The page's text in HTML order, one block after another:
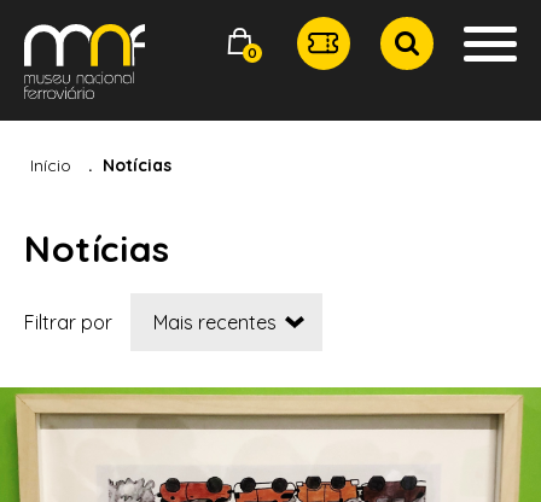
0
Início Notícias
Notícias
Filtrar por